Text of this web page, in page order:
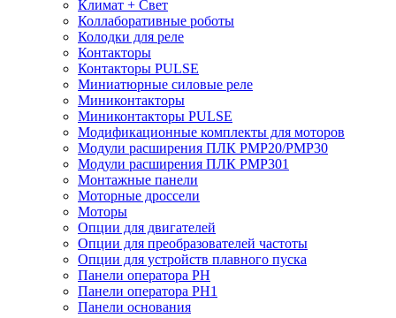
Климат + Свет
Коллаборативные роботы
Колодки для реле
Контакторы
Контакторы PULSE
Миниатюрные силовые реле
Миниконтакторы
Миниконтакторы PULSE
Модификационные комплекты для моторов
Модули расширения ПЛК PMP20/PMP30
Модули расширения ПЛК PMP301
Монтажные панели
Моторные дроссели
Моторы
Опции для двигателей
Опции для преобразователей частоты
Опции для устройств плавного пуска
Панели оператора PH
Панели оператора PH1
Панели основания